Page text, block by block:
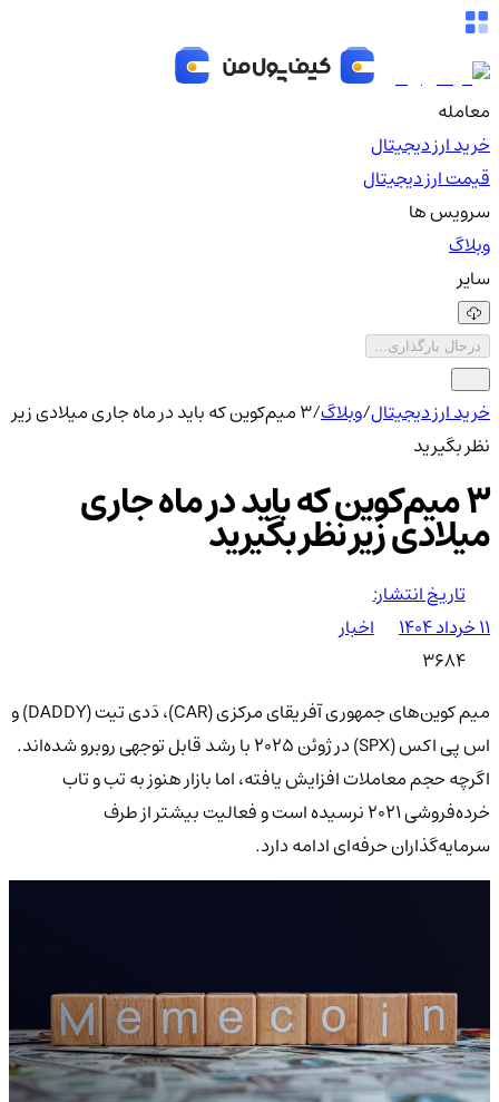
معامله
خرید ارز دیجیتال
قیمت ارز دیجیتال
سرویس ها
وبلاگ
سایر
درحال بارگذاری...
خرید ارز دیجیتال/وبلاگ/ ۳ میم‌کوین که باید در ماه جاری میلادی زیر
نظر بگیرید
۳ میم‌کوین که باید در ماه جاری
میلادی زیر نظر بگیرید
تاریخ انتشار:
۱۱ خرداد ۱۴۰۴
اخبار
3684
میم کوین‌های جمهوری آفریقای مرکزی (CAR)، دَدی تیت (DADDY) و
اس پی اکس (SPX) در ژوئن ۲۰۲۵ با رشد قابل توجهی روبرو شده‌اند.
اگرچه حجم معاملات افزایش یافته، اما بازار هنوز به تب و تاب
خرده‌فروشی ۲۰۲۱ نرسیده است و فعالیت بیشتر از طرف
سرمایه‌گذاران حرفه‌ای ادامه دارد.